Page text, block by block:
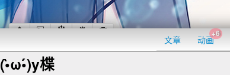
文章 动画
+6
(•̀ω•́)y楪